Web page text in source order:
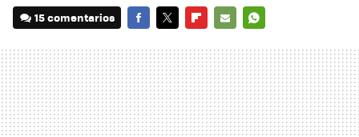
15 comentarios
MAIL